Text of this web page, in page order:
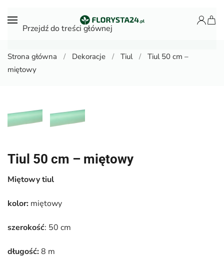
Przejdź do treści głównej
Strona główna Dekoracje Tiul
Tiul 50 cm –
miętowy
Tiul 50 cm – miętowy
Miętowy tiul
kolor: miętowy
szerokość: 50 cm
długość:8 m